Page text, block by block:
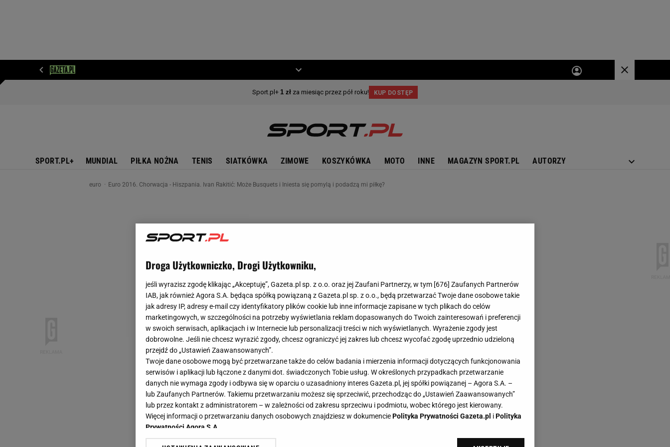
SPORT.PL+ MUNDIAL PIŁKA NOŻNA TENIS SIATKÓWKA ZIMOWE KOSZYKÓWKA MOTO INNE MAGAZYN SPORT.PL AUTORZY
euro Euro 2016. Chorwacja - Hiszpania. Ivan Rakitić: Może Busquets i Iniesta się pomylą i podadzą mi piłkę?
Droga Użytkowniczko, Drogi Użytkowniku,
jeśli wyrazisz zgodę klikając „Akceptuję”, Gazeta.pl sp. z o.o. oraz jej Zaufani Partnerzy, w tym [676] Zaufanych Partnerów
IAB, jak również Agora S.A. będąca spółką powiązaną z Gazeta.pl sp. z o.o., będą przetwarzać Twoje dane osobowe takie
jak adresy IP, adresy e-mail czy identyfikatory plików cookie lub inne informacje zapisane w tych plikach do celów
marketingowych, w szczególności na potrzeby wyświetlania reklam dopasowanych do Twoich zainteresowań i preferencji
w swoich serwisach, aplikacjach i w Internecie lub personalizacji treści w nich wyświetlanych. Wyrażenie zgody jest
dobrowolne. Jeśli nie chcesz wyrazić zgody, chcesz ograniczyć jej zakres lub chcesz wycofać zgodę uprzednio udzieloną
przejdź do „Ustawień Zaawansowanych”.
Twoje dane osobowe mogą być przetwarzane także do celów badania i mierzenia informacji dotyczących funkcjonowania
serwisów i aplikacji lub łączone z danymi dot. świadczonych Tobie usług. W określonych przypadkach przetwarzanie
danych nie wymaga zgody i odbywa się w oparciu o uzasadniony interes Gazeta.pl, jej spółki powiązanej – Agora S.A. –
lub Zaufanych Partnerów. Takiemu przetwarzaniu możesz się sprzeciwić, przechodząc do „Ustawień Zaawansowanych”
lub przez kontakt z administratorem – w zależności od zakresu sprzeciwu i podmiotu, wobec którego jest kierowany.
Więcej informacji o przetwarzaniu danych osobowych znajdziesz w dokumenciePolityka Prywatności Gazeta.pl iPolityka
Prywatności Agora S.A.